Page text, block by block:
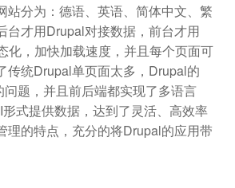
站分为：德语、英语、简体中文、繁
台才用Drupal对接数据，前台才用
化，加快加载速度，并且每个页面可
传统Drupal单页面太多，Drupal的
题，并且前后端都实现了多语言
式提供数据，达到了灵活、高效率
理的特点，充分的将Drupal的应用带